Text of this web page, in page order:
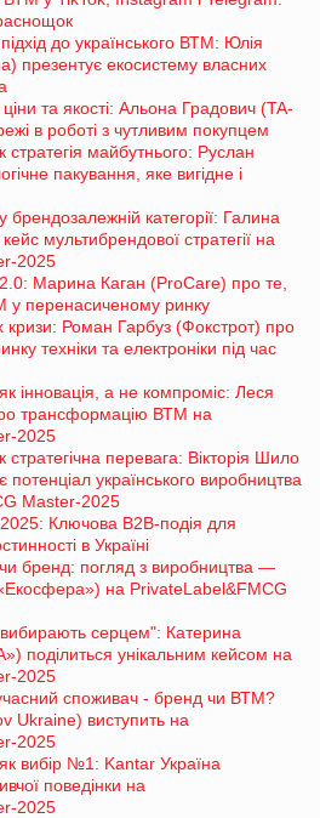
до українського ВТМ: Юлія
презентує екосистему власних
та якості: Альона Градович (TA-
в роботі з чутливим покупцем
стратегія майбутнього: Руслан
пакування, яке вигідне і
брендозалежній категорії: Галина
мультибрендової стратегії на
2025
Марина Каган (ProCare) про те,
у перенасиченому ринку
Роман Гарбуз (Фокстрот) про
техніки та електроніки під час
інновація, а не компроміс: Леся
трансформацію ВТМ на
2025
стратегічна перевага: Вікторія Шило
українського виробництва
Master-2025
Ключова B2B-подія для
в Україні
бренд: погляд з виробництва —
на PrivateLabel&FMCG
серцем": Катерина
поділиться унікальним кейсом на
2025
споживач - бренд чи ВТМ?
Ukraine) виступить на
2025
вибір №1: Kantar Україна
поведінки на
2025